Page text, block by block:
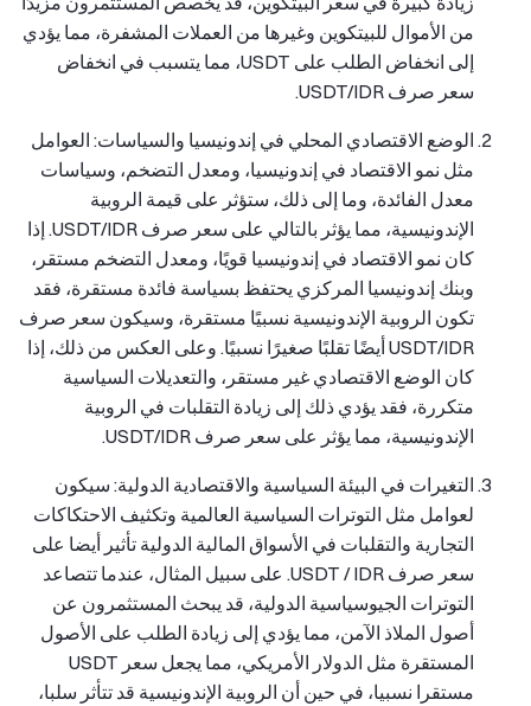
من الأموال للبيتكوين وغيرها من العملات المشفرة، مما يؤدي
إلى انخفاض الطلب على USDT، مما يتسبب في انخفاض
سعر صرف USDT/IDR.
الوضع الاقتصادي المحلي في إندونيسيا والسياسات: العوامل
مثل نمو الاقتصاد في إندونيسيا، ومعدل التضخم، وسياسات
معدل الفائدة، وما إلى ذلك، ستؤثر على قيمة الروبية
الإندونيسية، مما يؤثر بالتالي على سعر صرف USDT/IDR. إذا
كان نمو الاقتصاد في إندونيسيا قويًا، ومعدل التضخم مستقر،
وبنك إندونيسيا المركزي يحتفظ بسياسة فائدة مستقرة، فقد
تكون الروبية الإندونيسية نسبيًا مستقرة، وسيكون سعر صرف
USDT/IDR أيضًا تقلبًا صغيرًا نسبيًا. وعلى العكس من ذلك، إذا
كان الوضع الاقتصادي غير مستقر، والتعديلات السياسية
متكررة، فقد يؤدي ذلك إلى زيادة التقلبات في الروبية
الإندونيسية، مما يؤثر على سعر صرف USDT/IDR.
التغيرات في البيئة السياسية والاقتصادية الدولية: سيكون
لعوامل مثل التوترات السياسية العالمية وتكثيف الاحتكاكات
التجارية والتقلبات في الأسواق المالية الدولية تأثير أيضا على
سعر صرف USDT / IDR. على سبيل المثال، عندما تتصاعد
التوترات الجيوسياسية الدولية، قد يبحث المستثمرون عن
أصول الملاذ الآمن، مما يؤدي إلى زيادة الطلب على الأصول
المستقرة مثل الدولار الأمريكي، مما يجعل سعر USDT
مستقرا نسبيا، في حين أن الروبية الإندونيسية قد تتأثر سلبا،